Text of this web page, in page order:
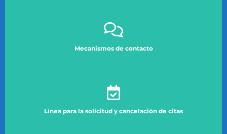
Mecanismos de contacto
Línea para la solicitud y cancelación de citas